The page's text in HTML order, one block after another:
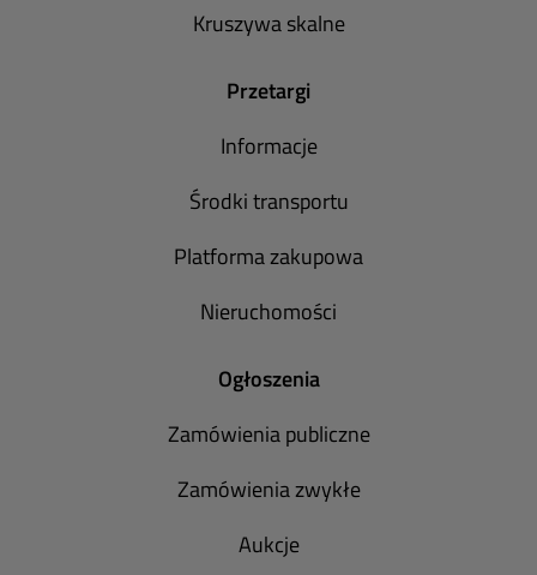
Kruszywa skalne
Przetargi
Informacje
Środki transportu
Platforma zakupowa
Nieruchomości
Ogłoszenia
Zamówienia publiczne
Zamówienia zwykłe
Aukcje